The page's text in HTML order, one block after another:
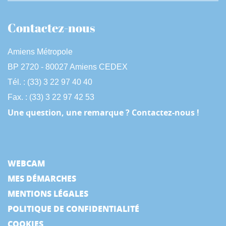
Contactez-nous
Amiens Métropole
BP 2720 - 80027 Amiens CEDEX
Tél. : (33) 3 22 97 40 40
Fax. : (33) 3 22 97 42 53
Une question, une remarque ? Contactez-nous !
WEBCAM
MES DÉMARCHES
MENTIONS LÉGALES
POLITIQUE DE CONFIDENTIALITÉ
COOKIES